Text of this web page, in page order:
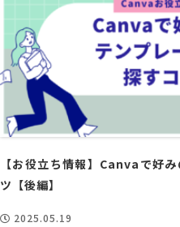
【お役立ち情報】Canvaで好
ツ【後編】
2025.05.19